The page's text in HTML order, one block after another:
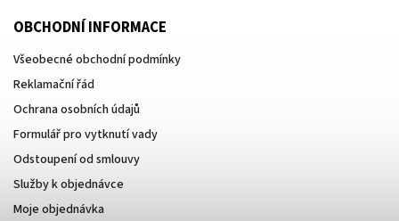
OBCHODNÍ INFORMACE
Všeobecné obchodní podmínky
Reklamační řád
Ochrana osobních údajů
Formulář pro vytknutí vady
Odstoupení od smlouvy
Služby k objednávce
Moje objednávka